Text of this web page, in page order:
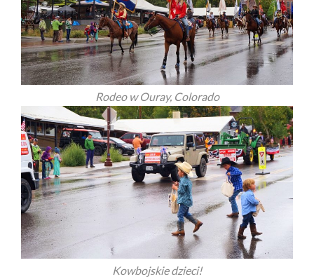
Rodeo w Ouray, Colorado
Kowbojskie dzieci!